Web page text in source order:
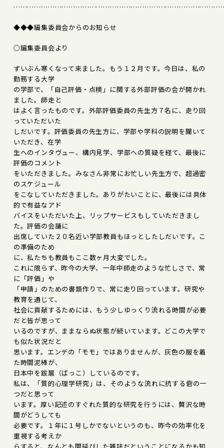
◆◆◆編集委員会からのお知らせ
○編集委員会より
ずいぶん寒くなって来ました。もう１２月です。今日は、私の
勤務する大学
の学部で、「自己評価・点検」に関する外部評価の会が開かれ
ました。師走と
はよく言ったものです。外部評価委員の先生方７名に、走り回
っていただいた
しだいです。評価委員の先生方に、学部や学科の説明を聞いて
いただき、在学
生へのインタヴュー、構内見学、学部への質疑を経て、最後に
評価のコメント
をいただきました。みなさん非常にお忙しい先生方で、超過密
のスケジュール
をこなしていただきました。ありがたいことに、最後には具体
的で有益なアド
バイスをいただいた上、リップサービスもしていただきまし
た。評価の会議に
出席していた２０名近い学部教員もほっとしたしだいです。こ
の準備のため
に、私たちも教員もここ数ヶ月大変でした。
これに限らず、昨今の大学、一年中師走のような忙しさで、常
に「評価」や
「申請」のための書類作りで、常に走り回っています。研究や
教育を通じて、
社会に貢献するためには、もう少しゆっくり流れる時間が必要
だと皆が思って
いるのですが、ままならぬ状態が続いています。どこの大学で
も似た状況だと
思います。エンデの「モモ」ではありませんが、灰色の服を着
た時間泥棒が、
日本中を跋扈（ばっこ）しているのです。
私は、「質的心理学研究」は、そのような流れに抗する砦の一
つだと思って
います。厚い記述のすぐれた質的な研究を行うには、贅沢な時
間がどうしても
必要です。１年に１号しかでないというのも、昨今の効率化を
重視する考えか
らすると、なんとも間延びした雑誌だということになるかも知